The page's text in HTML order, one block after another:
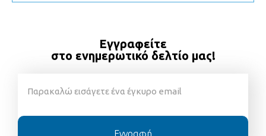
Εγγραφείτε
στο ενημερωτικό δελτίο μας!
Εγγραφή